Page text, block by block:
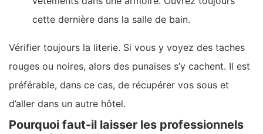
cette dernière dans la salle de bain.
Vérifier toujours la literie. Si vous y voyez des taches
rouges ou noires, alors des punaises s’y cachent. Il est
préférable, dans ce cas, de récupérer vos sous et
d’aller dans un autre hôtel.
Pourquoi faut-il laisser les professionnels